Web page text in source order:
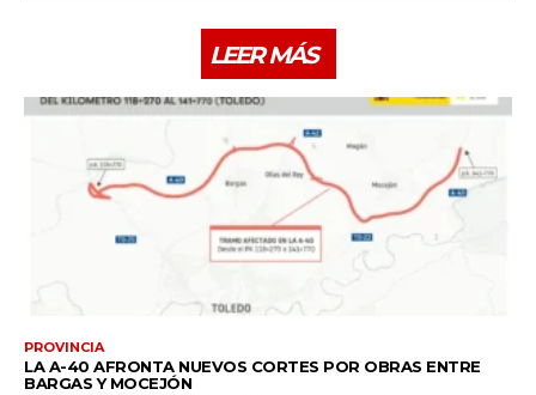
LEER MÁS
PROVINCIA
LA A-40 AFRONTA NUEVOS CORTES POR OBRAS ENTRE
BARGAS Y MOCEJÓN